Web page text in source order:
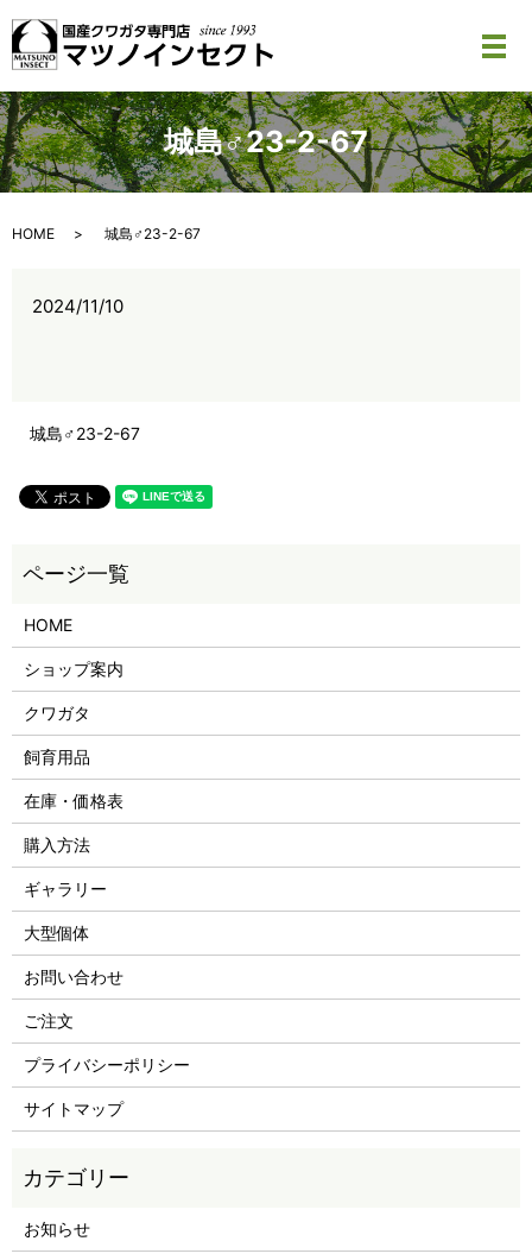
メ
城島♂23-2-67
HOME 城島♂23-2-67
2024/11/10
城島♂23-2-67
HOME
ショップ案内
クワガタ
飼育用品
在庫・価格表
購入方法
ギャラリー
大型個体
お問い合わせ
ご注文
プライバシーポリシー
サイトマップ
お知らせ